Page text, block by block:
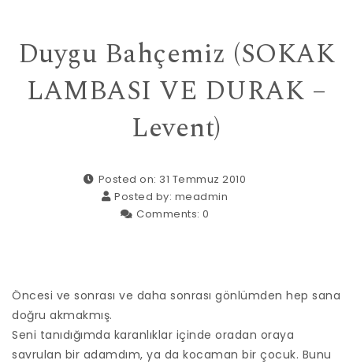
Duygu Bahçemiz (SOKAK
LAMBASI VE DURAK –
Levent)
Posted on: 31 Temmuz 2010
Posted by: meadmin
Comments: 0
Öncesi ve sonrası ve daha sonrası gönlümden hep sana
doğru akmakmış.
Seni tanıdığımda karanlıklar içinde oradan oraya
savrulan bir adamdım, ya da kocaman bir çocuk. Bunu